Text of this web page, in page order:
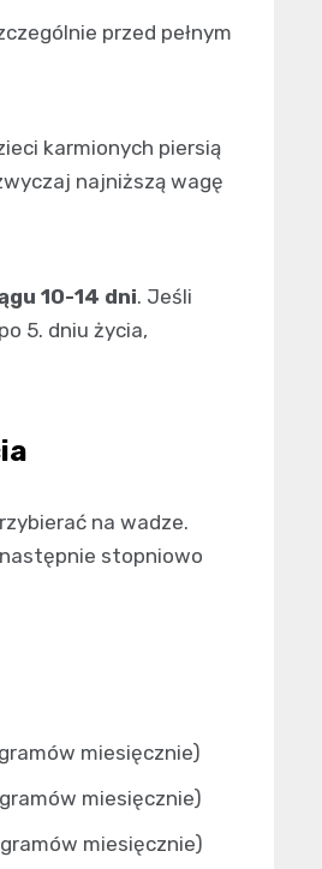
przed pełnym
karmionych piersią
najniższą wagę
10-14 dni. Jeśli
5. dniu życia,
na wadze.
stopniowo
miesięcznie)
miesięcznie)
miesięcznie)